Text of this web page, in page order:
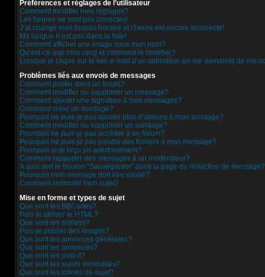
Préférences et réglages de l’utilisateur
Comment modifier mes réglages?
Les heures ne sont pas correctes!
J’ai changé mon fuseau horaire et l’heure est encore incorrecte!
Ma langue n’est pas dans la liste!
Comment afficher une image sous mon nom?
Qu’est-ce que mon rang et comment le modifier?
Lorsque je clique sur le lien e-mail d’un utilisateur, on me demande de me
Problèmes liés aux envois de messages
Comment poster dans un forum?
Comment modifier ou supprimer un message?
Comment ajouter une signature à mes messages?
Comment créer un sondage?
Pourquoi ne puis-je pas ajouter plus d’options à mon sondage?
Comment modifier ou supprimer un sondage?
Pourquoi ne puis-je pas accéder à un forum?
Pourquoi ne puis-je pas joindre des fichiers à mon message?
Pourquoi ai-je reçu un avertissement?
Comment rapporter des messages à un modérateur?
A quoi sert le bouton “Sauvegarder” dans la page de rédaction de message?
Pourquoi mon message doit être validé?
Comment remonter mon sujet?
Mise en forme et types de sujet
Que sont les BBCodes?
Puis-je utiliser le HTML?
Que sont les smileys?
Puis-je publier des images?
Que sont les annonces générales?
Que sont les annonces?
Que sont les post-it?
Que sont les sujets verrouillés?
Que sont les icônes de sujet?